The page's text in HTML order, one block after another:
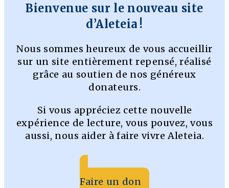
Bienvenue sur le nouveau site
d’Aleteia !
Nous sommes heureux de vous accueillir
sur un site entièrement repensé, réalisé
grâce au soutien de nos généreux
donateurs.
Si vous appréciez cette nouvelle
expérience de lecture, vous pouvez, vous
aussi, nous aider à faire vivre Aleteia.
Faire un don